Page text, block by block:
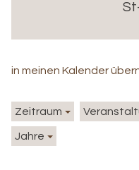
in meinen Kalender
Zeitraum
Jahre